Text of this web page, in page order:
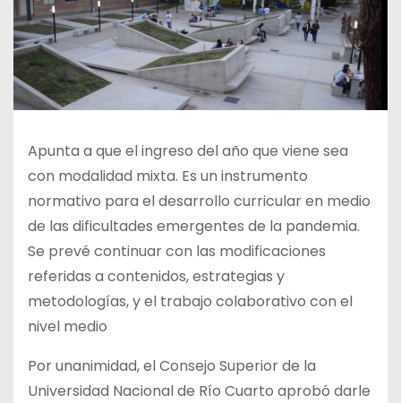
Apunta a que el ingreso del año que viene sea
con modalidad mixta. Es un instrumento
normativo para el desarrollo curricular en medio
de las dificultades emergentes de la pandemia.
Se prevé continuar con las modificaciones
referidas a contenidos, estrategias y
metodologías, y el trabajo colaborativo con el
nivel medio
Por unanimidad, el Consejo Superior de la
Universidad Nacional de Río Cuarto aprobó darle